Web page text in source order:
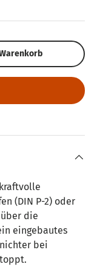
(DIN P-2) oder
die
eingebautes
bei